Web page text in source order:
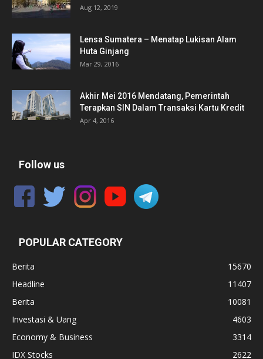
Aug 12, 2019
Lensa Sumatera – Menatap Lukisan Alam
Huta Ginjang
Mar 29, 2016
Akhir Mei 2016 Mendatang, Pemerintah
Terapkan SIN Dalam Transaksi Kartu Kredit
Apr 4, 2016
Follow us
POPULAR CATEGORY
Berita
15670
Headline
11407
Berita
10081
Investasi & Uang
4603
Economy & Business
3314
IDX Stocks
2622